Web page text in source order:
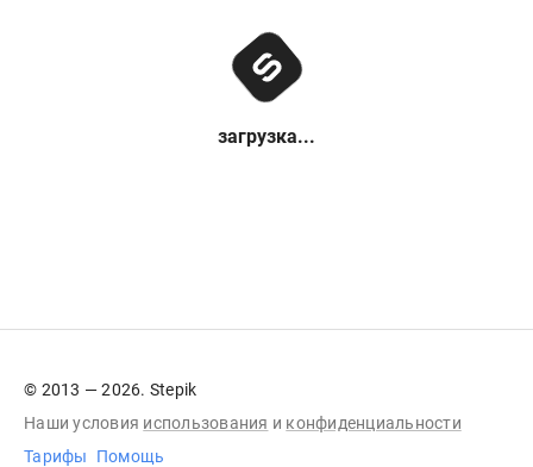
загрузка...
© 2013 — 2026. Stepik
Наши условия использования и конфиденциальности
Тарифы
Помощь